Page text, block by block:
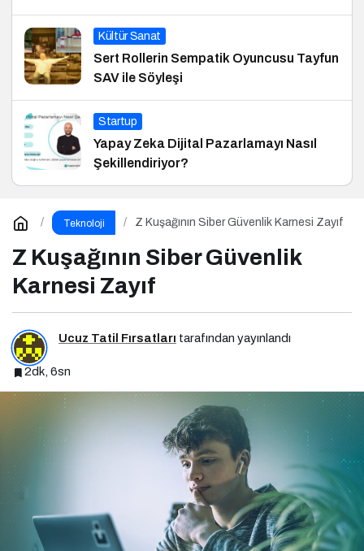
Kültür Sanat
Sert Rollerin Sempatik Oyuncusu Tayfun
SAV ile Söyleşi
Startup
Yapay Zeka Dijital Pazarlamayı Nasıl
Şekillendiriyor?
Teknoloji Z Kuşağının Siber Güvenlik Karnesi Zayıf
Z Kuşağının Siber Güvenlik
Karnesi Zayıf
Ucuz Tatil Fırsatları tarafından yayınlandı
2dk, 6sn